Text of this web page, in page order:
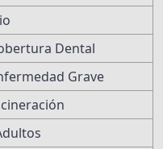
Dental
Grave